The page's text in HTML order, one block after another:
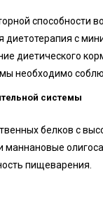
способности
диетотерапия с
диетического
необходимо
системы
белков с
маннановые
пищеварения.